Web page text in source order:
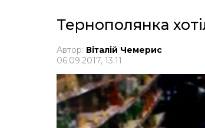
Тернополянка
Автор: Віталій Чемерис
06.09.2017, 13:11